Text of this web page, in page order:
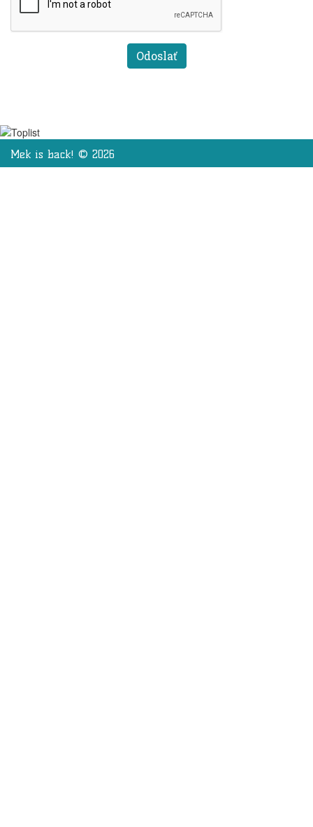
Mek is back! © 2026